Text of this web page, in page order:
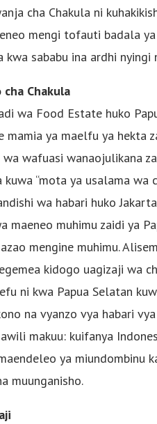
cha Chakula ni
mengi tofauti badala
kwa sababu ina ardhi nyingi
Chakula
wa Food Estate huko
ya maelfu ya hekta
wafuasi wanaojulikana
“mota ya usalama wa
wa habari huko
maeneo muhimu zaidi ya
mengine muhimu.
kidogo uagizaji wa
ni kwa Papua Selatan
na vyanzo vya habari
makuu: kuifanya
ya miundombinu
muunganisho.